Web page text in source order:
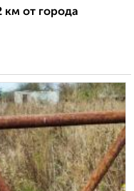
км от города